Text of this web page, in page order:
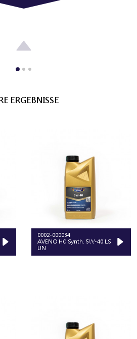
ERGEBNISSE
0002-000034
AVENO HC Synth. 5W-40 LS
UN